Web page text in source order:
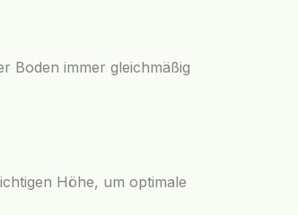
Boden immer gleichmäßig
Höhe, um optimale